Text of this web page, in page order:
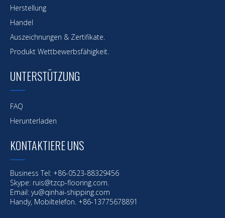
Herstellung
Handel
Auszeichnungen & Zertifikate.
Produkt Wettbewerbsfähigkeit.
UNTERSTÜTZUNG
FAQ
Herunterladen
KONTAKTIERE UNS
Business Tel: +86-0523-88329456
Skype: ruis@tzcp-flooring.com.
Email: yu@qinhai-shipping.com
Handy, Mobiltelefon. +86-13775678891